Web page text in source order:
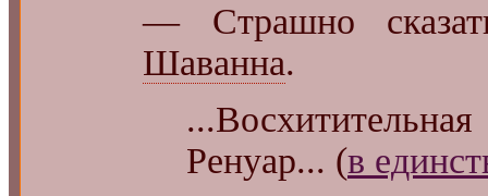
— Страшно
Шаванна.
Ренуар... (в